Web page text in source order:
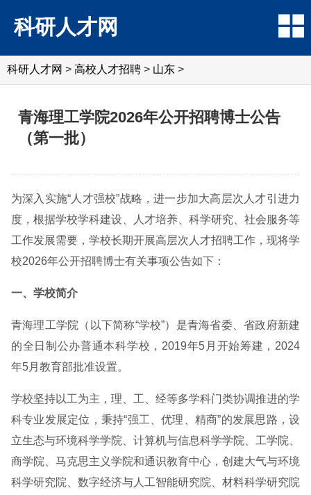
科研人才网
科研人才网 > 高校人才招聘 > 山东 >
青海理工学院2026年公开招聘博士公告
（第一批）
为深入实施“人才强校”战略，进一步加大高层次人才引进力
度，根据学校学科建设、人才培养、科学研究、社会服务等
工作发展需要，学校长期开展高层次人才招聘工作，现将学
校2026年公开招聘博士有关事项公告如下：
一、学校简介
青海理工学院（以下简称“学校”）是青海省委、省政府新建
的全日制公办普通本科学校，2019年5月开始筹建，2024
年5月教育部批准设置。
学校坚持以工为主，理、工、经等多学科门类协调推进的学
科专业发展定位，秉持“强工、优理、精商”的发展思路，设
立生态与环境科学学院、计算机与信息科学学院、工学院、
商学院、马克思主义学院和通识教育中心，创建大气与环境
科学研究院、数字经济与人工智能研究院、材料科学研究院